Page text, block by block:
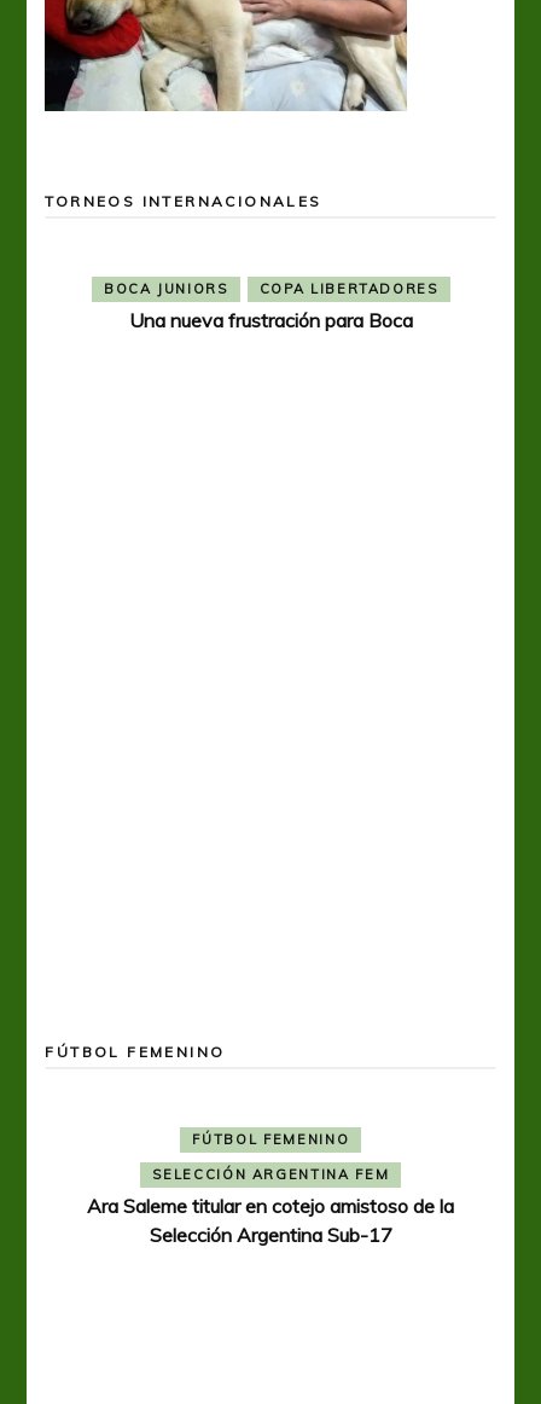
TORNEOS INTERNACIONALES
BOCA JUNIORS COPA LIBERTADORES
Una nueva frustración para Boca
FÚTBOL FEMENINO
FÚTBOL FEMENINO
SELECCIÓN ARGENTINA FEM
Ara Saleme titular en cotejo amistoso de la
Selección Argentina Sub-17